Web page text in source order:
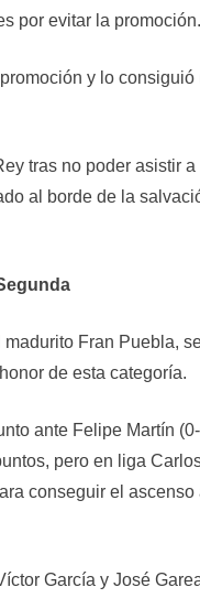
por evitar la promoción.
y lo
tras no poder asistir
al borde de la
Fran Puebla,
de esta categoría.
ante Felipe Martín
pero en liga
conseguir el
García y José